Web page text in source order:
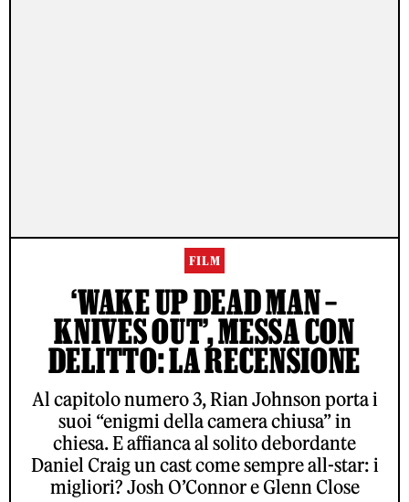
FILM
‘WAKE UP DEAD MAN –
KNIVES OUT’, MESSA CON
DELITTO: LA RECENSIONE
Al capitolo numero 3, Rian Johnson porta i
suoi “enigmi della camera chiusa” in
chiesa. E affianca al solito debordante
Daniel Craig un cast come sempre all-star: i
migliori? Josh O’Connor e Glenn Close